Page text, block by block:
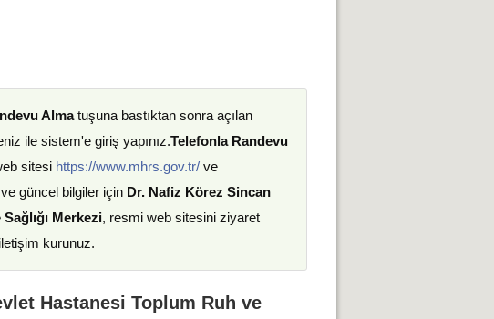
Almatuşuna bastıktan sonra açılan
ile sistem'e giriş yapınız.Telefonla Randevu
sitesi https://www.mhrs.gov.tr/ve
güncel bilgiler için Dr. Nafiz Körez Sincan
Merkezi, resmi web sitesini ziyaret
kurunuz.
Hastanesi Toplum Ruh ve